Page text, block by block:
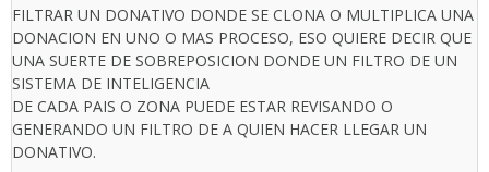
FILTRAR UN DONATIVO DONDE SE CLONA O MULTIPLICA UNA
DONACION EN UNO O MAS PROCESO, ESO QUIERE DECIR QUE
UNA SUERTE DE SOBREPOSICION DONDE UN FILTRO DE UN
SISTEMA DE INTELIGENCIA
DE CADA PAIS O ZONA PUEDE ESTAR REVISANDO O
GENERANDO UN FILTRO DE A QUIEN HACER LLEGAR UN
DONATIVO.